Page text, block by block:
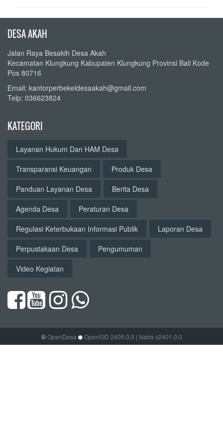
DESA AKAH
Jalan Raya Besakih Desa Akah
Kecamatan Klungkung Kabupaten Klungkung Provinsi Bali Kode
Pos 80716
Email: kantorperbekeldesaakah@gmail.com
Telp: 036623824
KATEGORI
Layanan Hukum Dan HAM Desa
Transparansi Keuangan
Produk Desa
Panduan Layanan Desa
Berita Desa
Agenda Desa
Peraturan Desa
Regulasi Keterbukaan Informasi Publik
Laporan Desa
Perpustakaan Desa
Pengumuman
Video Kegiatan
©OpenDesa OpenSID 2405.0.0 | Natra v2401.0.0